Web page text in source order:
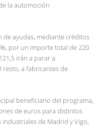
la automoción
de ayudas, mediante créditos
por un importe total de 220
irán a parar a
resto, a fabricantes de
beneficiario del programa,
de euros para distintos
de Madrid y Vigo,